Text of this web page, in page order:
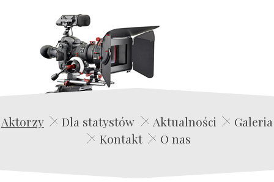
Edwin Film Agencja Aktorska
Aktorzy Dla statystów Aktualności
Galeria
Kontakt
O nas